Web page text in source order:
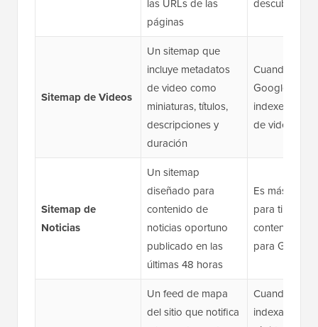
las URLs de las
páginas
descubren tu
Sitemap de Videos
Un sitemap que
incluye metadatos
de video como
miniaturas, títulos,
descripciones y
duración
Cuando
Google
indexe tu
de video
Sitemap de
Noticias
Un sitemap
diseñado para
contenido de
noticias oportuno
publicado en las
últimas 48 horas
Es más
para ti si
contenido
para Google
Un feed de mapa
del sitio que notifica
Cuando
indexación